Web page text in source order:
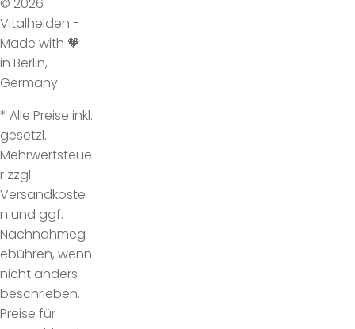
© 2026
Vitalhelden -
Made with 🧡
in Berlin,
Germany.
* Alle Preise inkl.
gesetzl.
Mehrwertsteue
r zzgl.
Versandkoste
n und ggf.
Nachnahmeg
ebühren, wenn
nicht anders
beschrieben.
Preise für